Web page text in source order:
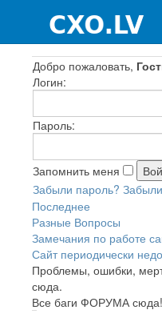
Добро пожаловать,
Логин:
Пароль:
Запомнить меня
Забыли пароль?
Последнее
Разные Вопросы
Замечания по работе
Сайт периодически
Проблемы, ошибки,
сюда.
Все баги ФОРУМА сюда!